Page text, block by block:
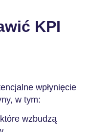
KPI
wpłynięcie
w tym:
wzbudzą